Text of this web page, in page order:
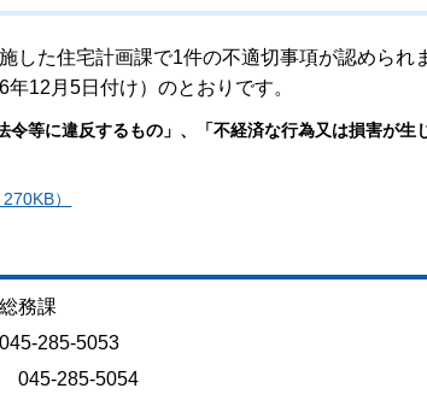
した住宅計画課で1件の不適切事項が認められ
12月5日付け）のとおりです。
令等に違反するもの」、「不経済な行為又は損害が
）
務課
285-5053
285-5054